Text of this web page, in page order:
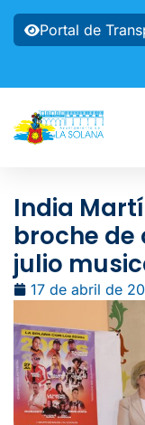
Portal de
India
broche de
julio
17 de abril de